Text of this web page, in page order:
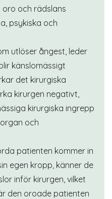
och rädslans
psykiska och
utlöser ångest, leder
känslomässigt
det kirurgiska
kirurgen negativt,
kirurgiska ingrepp
och
patienten kommer in
egen kropp, känner de
inför kirurgen, vilket
den oroade patienten